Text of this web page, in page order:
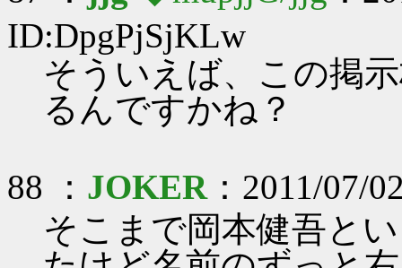
ID:DpgPjSjKLw
そういえば、この掲
るんですかね？
88 ： JOKER：2011/07/
そこまで岡本健吾と